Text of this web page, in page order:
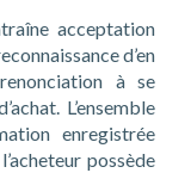
acceptation
d’en
à se
L’ensemble
enregistrée
possède